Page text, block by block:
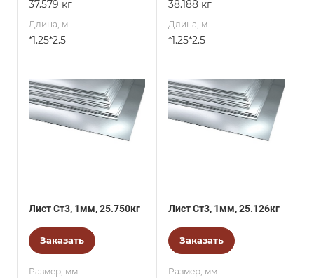
37.579 кг
Длина, м
*1.25*2.5
38.188 кг
Длина, м
*1.25*2.5
Лист Ст3, 1мм, 25.750кг
Заказать
Размер, мм
Лист Ст3, 1мм, 25.126кг
Заказать
Размер, мм